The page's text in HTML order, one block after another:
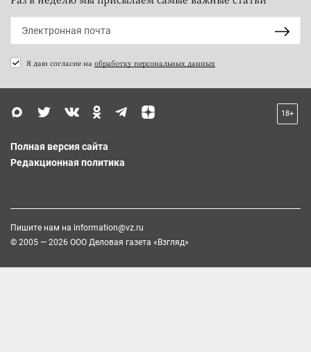
Я даю согласие на обработку персональных данных
18+
Полная версия сайта
Редакционная политика
Пишите нам на information@vz.ru
© 2005 — 2026 ООО Деловая газета «Взгляд»